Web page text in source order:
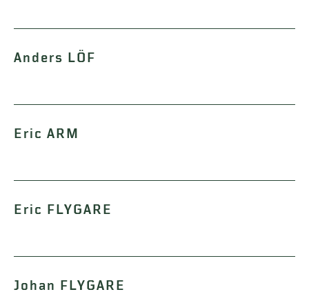
Anders LÖF
Eric ARM
Eric FLYGARE
Johan FLYGARE